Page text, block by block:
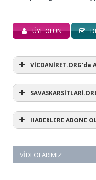
ÜYE OLUN
VİCDANİRET.ORG'da
HABERLERE ABONE
VIDEOLARIMIZ